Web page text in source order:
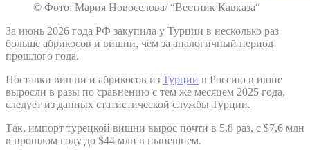
© Фото: Мария Новоселова/ “Вестник Кавказа“
За июнь 2026 года РФ закупила у Турции в несколько раз
больше абрикосов и вишни, чем за аналогичный период
прошлого года.
Поставки вишни и абрикосов из Турции в Россию в июне
выросли в разы по сравнению с тем же месяцем 2025 года,
следует из данных статистической службы Турции.
Так, импорт турецкой вишни вырос почти в 5,8 раз, с $7,6 млн
в прошлом году до $44 млн в нынешнем.